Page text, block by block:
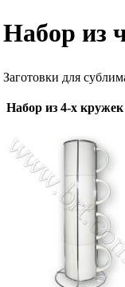
Набор из
Заготовки для
Набор из 4-х